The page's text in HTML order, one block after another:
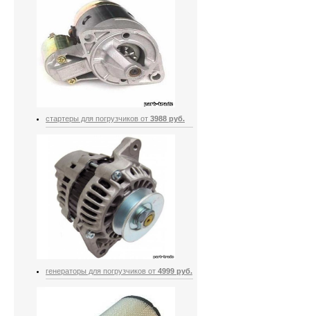
стартеры для погрузчиков от 3988 руб.
генераторы для погрузчиков от 4999 руб.